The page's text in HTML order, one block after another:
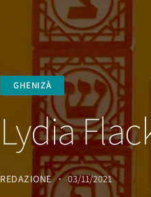
GHENIZÀ
Lydia
REDAZIONE 03/11/2021